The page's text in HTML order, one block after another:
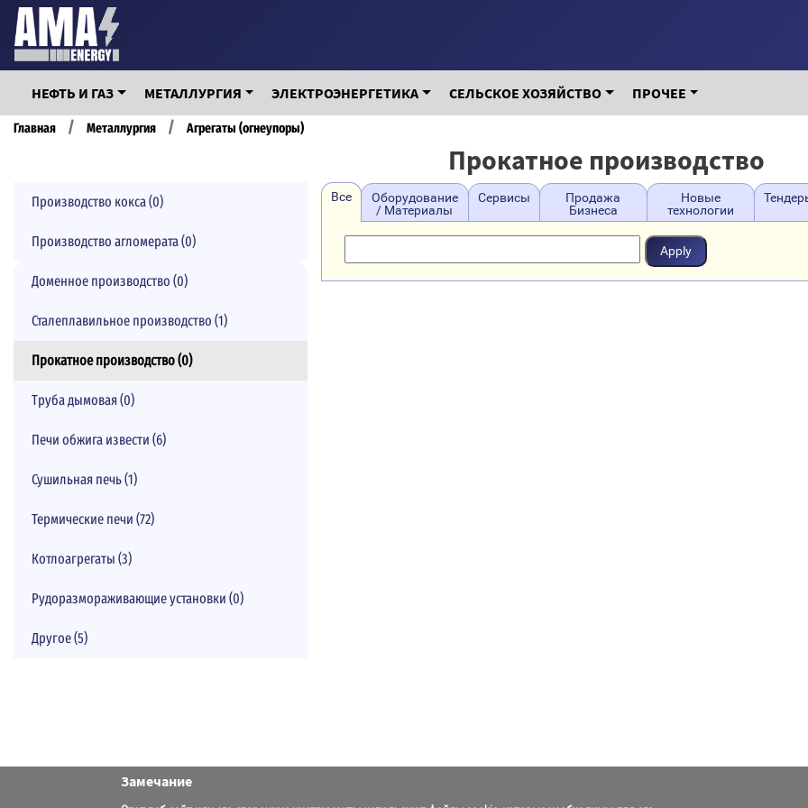
Перейти
основному
содержанию
НЕФТЬ И ГАЗ МЕТАЛЛУРГИЯ ЭЛЕКТРОЭНЕРГЕТИКА СЕЛЬСКОЕ ХОЗЯЙСТВО ПРОЧЕЕ
Строка
Главная Металлургия Агрегаты (огнеупоры)
Прокатное производство
Производство кокса (0)
Производство агломерата (0)
Доменное производство (0)
Сталеплавильное производство (1)
Прокатное производство (0)
Труба дымовая (0)
Печи обжига извести (6)
Сушильная печь (1)
Термические печи (72)
Котлоагрегаты (3)
Рудоразмораживающие установки (0)
Другое (5)
Все
Оборудование
/ Материалы
Сервисы
Продажа
Бизнеса
Новые
технологии
Замечание